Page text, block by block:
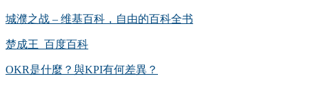
城濮之战 – 维基百科，自由的百科全书
楚成王_百度百科
OKR是什麼？與KPI有何差異？